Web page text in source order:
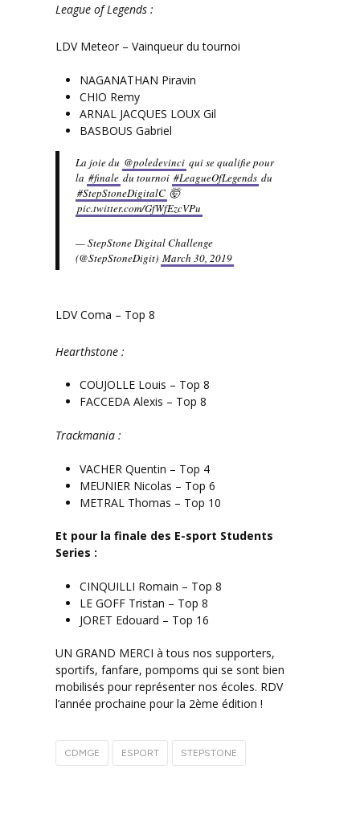
League of Legends :
LDV Meteor – Vainqueur du tournoi
NAGANATHAN Piravin
CHIO Remy
ARNAL JACQUES LOUX Gil
BASBOUS Gabriel
La joie du @poledevinci qui se qualifie pour
la #finale du tournoi #LeagueOfLegends du
#StepStoneDigitalC 🤯
pic.twitter.com/GfWfEzcVPu
— StepStone Digital Challenge
(@StepStoneDigit) March 30, 2019
LDV Coma – Top 8
Hearthstone :
COUJOLLE Louis – Top 8
FACCEDA Alexis – Top 8
Trackmania :
VACHER Quentin – Top 4
MEUNIER Nicolas – Top 6
METRAL Thomas – Top 10
Et pour la finale des E-sport Students
Series :
CINQUILLI Romain – Top 8
LE GOFF Tristan – Top 8
JORET Edouard – Top 16
UN GRAND MERCI à tous nos supporters,
sportifs, fanfare, pompoms qui se sont bien
mobilisés pour représenter nos écoles. RDV
l’année prochaine pour la 2ème édition !
CDMGE ESPORT STEPSTONE